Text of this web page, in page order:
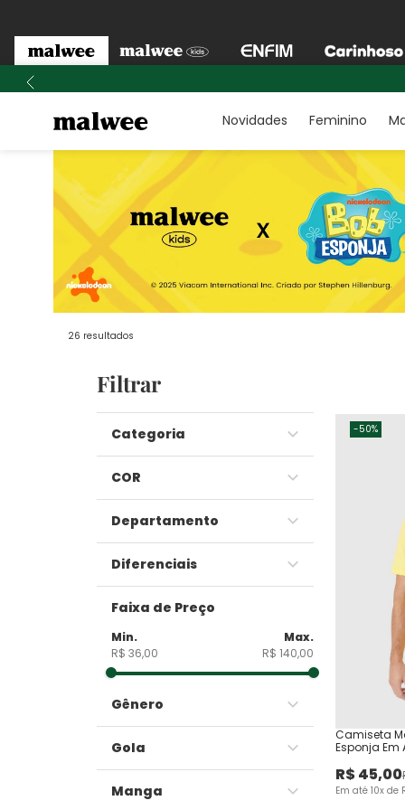
Novidades Feminino
26 resultados
Filtrar
Categoria
Camisetas
Casacos e Jaquetas
COR
Azul
Branco
Off White
Rosa
Departamento
Infantil
Masculino
Diferenciais
Unissex
Faixa de Preço
R$ 36,00 R$ 140,00
Gênero
Masculino
Gola
Manga
-50%
Camiseta
Esponja
R$45,00
Em até 10x de